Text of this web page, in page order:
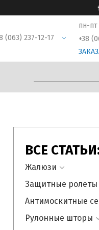
(063) 237-12-17
пн-пт
+38
ВСЕ
Жалюзи
Все статьи
Что такое
характеристики,
Защитные ролеты
Все статьи
Что такое
Антимоскитные
Все статьи
Рулонные шторы